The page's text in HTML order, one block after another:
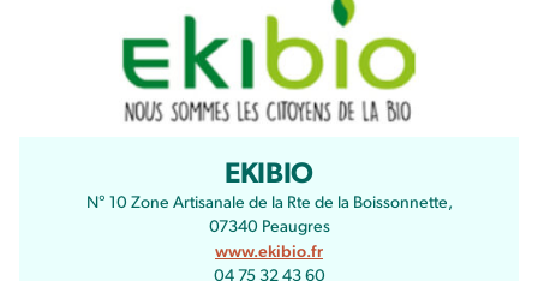
EKIBIO
N° 10 Zone Artisanale de la Rte de la Boissonnette,
07340 Peaugres
www.ekibio.fr
04 75 32 43 60